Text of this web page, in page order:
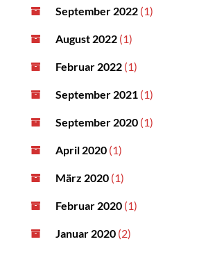
September 2022 (1)
August 2022 (1)
Februar 2022 (1)
September 2021 (1)
September 2020 (1)
April 2020 (1)
März 2020 (1)
Februar 2020 (1)
Januar 2020 (2)